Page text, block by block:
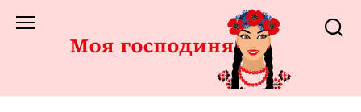
до